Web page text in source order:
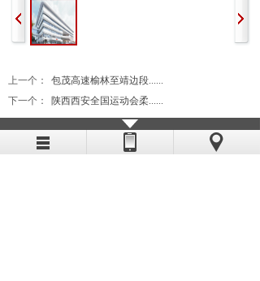
上一个：
包茂高速榆林至靖边段......
下一个：
陕西西安全国运动会柔......